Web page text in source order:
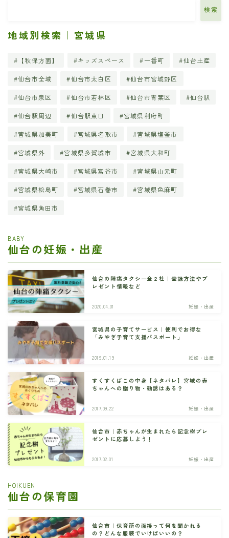
検索
地域別検索｜宮城県
【秋保方面】 キッズスペース 一番町 仙台土産
仙台市全域 仙台市太白区 仙台市宮城野区
仙台市泉区 仙台市若林区 仙台市青葉区 仙台駅
仙台駅周辺 仙台駅東口 宮城県利府町
宮城県加美町 宮城県名取市 宮城県塩釜市
宮城県外 宮城県多賀城市 宮城県大和町
宮城県大崎市 宮城県富谷市 宮城県山元町
宮城県松島町 宮城県石巻市 宮城県色麻町
宮城県角田市
BABY
仙台の妊娠・出産
仙台の陣痛タクシー全２社｜登録方法やプ
レゼント情報など
2020.04.01 妊娠・出産
宮城県の子育てサービス｜便利でお得な
「みやぎ子育て支援パスポート」
2019.01.19 妊娠・出産
すくすくばこの中身【ネタバレ】宮城の赤
ちゃんへの贈り物・勧誘はある？
2017.09.22 妊娠・出産
仙台市｜赤ちゃんが生まれたら記念樹プレ
ゼントに応募しよう！
2017.02.01 妊娠・出産
HOIKUEN
仙台の保育園
仙台市｜保育所の面接って何を聞かれる
の？どんな服装でいけばいいの？